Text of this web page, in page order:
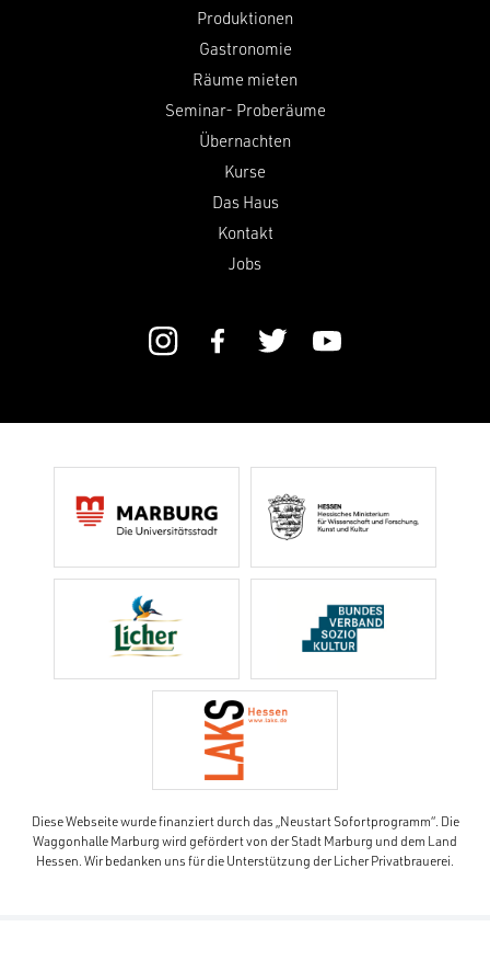
Produktionen
Gastronomie
Räume mieten
Seminar- Proberäume
Übernachten
Kurse
Das Haus
Kontakt
Jobs
Diese Webseite wurde finanziert durch das „Neustart Sofortprogramm“. Die
Waggonhalle Marburg wird gefördert von der Stadt Marburg und dem Land
Hessen. Wir bedanken uns für die Unterstützung der Licher Privatbrauerei.